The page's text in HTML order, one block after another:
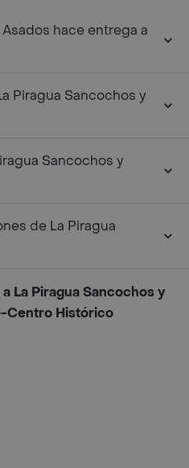
hace entrega a
Piragua Sancochos y
Sancochos y
de La Piragua
La Piragua Sancochos y
Centro Histórico